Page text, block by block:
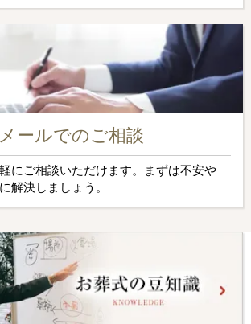
メールでのご相談
にご相談いただけます。まずは不安や
解決しましょう。